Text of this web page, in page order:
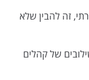
זה להבין שלא
של קהלים